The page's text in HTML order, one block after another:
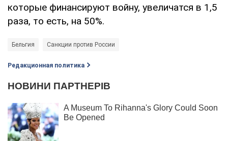
которые финансируют войну, увеличатся в 1,5
раза, то есть, на 50%.
Бельгия Санкции против России
Редакционная политика